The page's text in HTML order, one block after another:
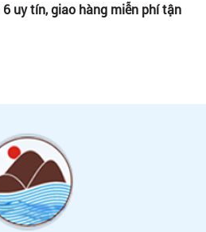
uy tín, giao hàng miễn phí tận